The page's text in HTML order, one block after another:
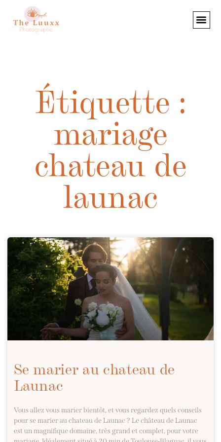
Étiquette :
mariage
chateau de
launac
Se marier au chateau de
Launac
Vous allez vous marier bientôt, et vous regardez quels conseils
pour se marier au chateau de Launac ? Le château de Launac
est un magnifique domaine, très grand et complet, pour votre